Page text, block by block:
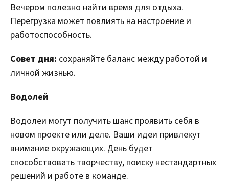
Вечером полезно найти время для отдыха.
Перегрузка может повлиять на настроение и
работоспособность.
Совет дня: сохраняйте баланс между работой и
личной жизнью.
Водолей
Водолеи могут получить шанс проявить себя в
новом проекте или деле. Ваши идеи привлекут
внимание окружающих. День будет
способствовать творчеству, поиску нестандартных
решений и работе в команде.